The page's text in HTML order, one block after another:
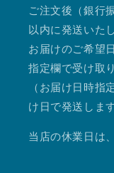
ご注文後（銀行
以内に発送いた
お届けのご希望
指定欄で受け取
（お届け日時指
け日で発送します
当店の休業日は